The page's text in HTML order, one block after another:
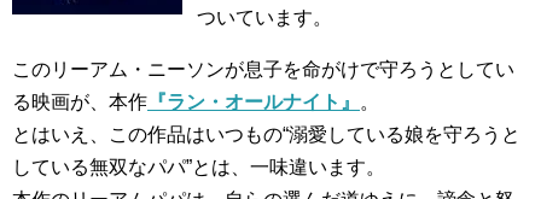
ついています。
このリーアム・ニーソンが息子を命がけで守ろうとしてい
る映画が、本作 『ラン・オールナイト』
。
とはいえ、この作品はいつもの“溺愛している娘を守ろうと
している無双なパパ”とは、一味違います。